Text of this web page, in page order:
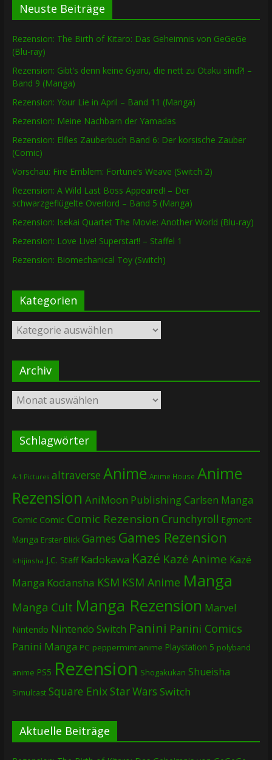
Neuste Beiträge
Rezension: The Birth of Kitaro: Das Geheimnis von GeGeGe
(Blu-ray)
Rezension: Gibt’s denn keine Gyaru, die nett zu Otaku sind?! –
Band 9 (Manga)
Rezension: Your Lie in April – Band 11 (Manga)
Rezension: Meine Nachbarn der Yamadas
Rezension: Elfies Zauberbuch Band 6: Der korsische Zauber
(Comic)
Vorschau: Fire Emblem: Fortune’s Weave (Switch 2)
Rezension: A Wild Last Boss Appeared! – Der
schwarzgeflügelte Overlord – Band 5 (Manga)
Rezension: Isekai Quartet The Movie: Another World (Blu-ray)
Rezension: Love Live! Superstar!! – Staffel 1
Rezension: Biomechanical Toy (Switch)
Kategorien
Kategorien
Archiv
Archiv
Schlagwörter
A-1 Pictures altraverse Anime Anime House Anime
Rezension AniMoon PublishingCarlsen Manga
Comic Comic Comic Rezension Crunchyroll Egmont
Manga Erster Blick Games Games Rezension
Ichijinsha J.C. Staff Kadokawa Kazé Kazé Anime Kazé
Manga Kodansha KSM KSM Anime Manga
Manga Cult Manga Rezension Marvel
Nintendo Nintendo Switch Panini Panini Comics
Panini Manga PC peppermint anime Playstation 5 polyband
anime PS5 Rezension Shogakukan Shueisha
Simulcast Square EnixStar Wars Switch
Aktuelle Beiträge